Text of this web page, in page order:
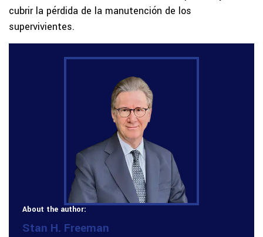
cubrir la pérdida de la manutención de los
supervivientes.
About the author:
Stan H. Freeman